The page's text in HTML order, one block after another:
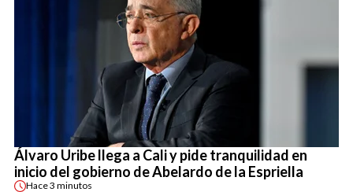
Álvaro Uribe llega a Cali y pide tranquilidad en
inicio del gobierno de Abelardo de la Espriella
Hace3 minutos